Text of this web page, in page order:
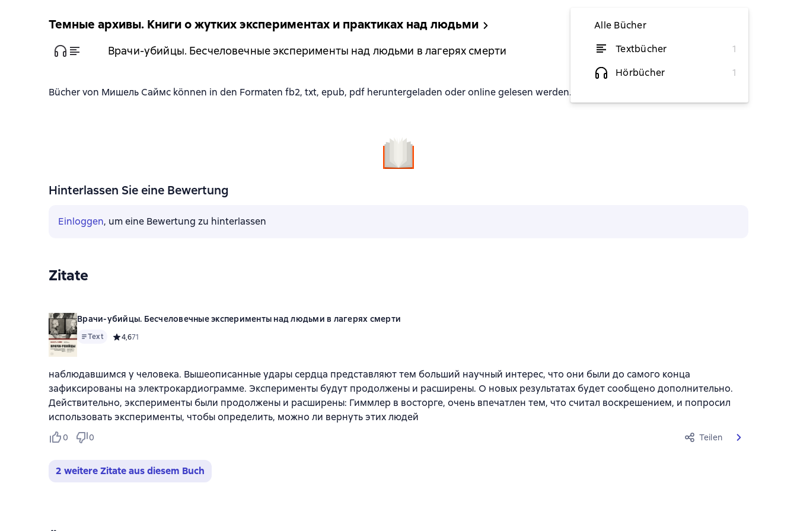
Alle Bücher
Textbücher
1
Hörbücher
1
Темные архивы. Книги о жутких экспериментах и практиках над людьми
Врачи-убийцы. Бесчеловечные эксперименты над людьми в лагерях смерти von 5,81 €
Bücher von Мишель Саймс können in den Formaten fb2, txt, epub, pdf heruntergeladen oder online gelesen werden.
Hinterlassen Sie eine Bewertung
Einloggen, um eine Bewertung zu hinterlassen
Zitate
Врачи-убийцы. Бесчеловечные эксперименты над людьми в лагерях смерти
Text Средний рейтинг 4,6 на основе 71 оценок
4,671
наблюдавшимся у человека. Вышеописанные удары сердца представляют тем больший научный интерес, что они были до самого конца
зафиксированы на электрокардиограмме. Эксперименты будут продолжены и расширены. О новых результатах будет сообщено дополнительно.
Действительно, эксперименты были продолжены и расширены: Гиммлер в восторге, очень впечатлен тем, что считал воскрешением, и попросил
использовать эксперименты, чтобы определить, можно ли вернуть этих людей
0 0 Teilen
2 weitere Zitate aus diesem Buch